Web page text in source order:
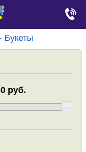
Букеты